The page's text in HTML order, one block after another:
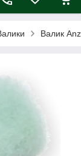
Валик